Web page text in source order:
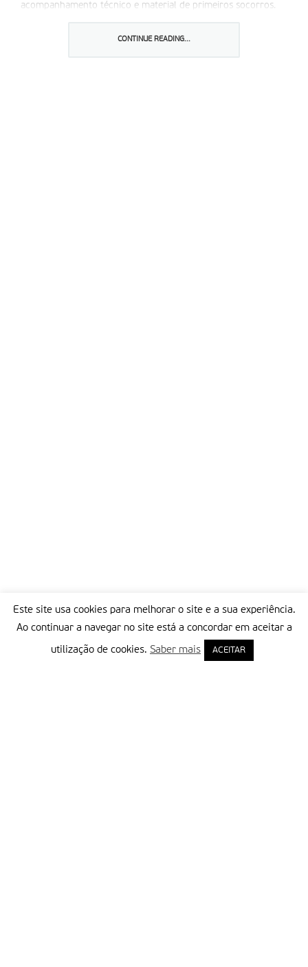
acompanhamento técnico e material de primeiros socorros.
nadadores salvadores com formação especí­fica para o efeito.
CONTINUE READING...
Este site usa cookies para melhorar o site e a sua experiência.
Ao continuar a navegar no site está a concordar em aceitar a
utilização de cookies. Saber mais ACEITAR